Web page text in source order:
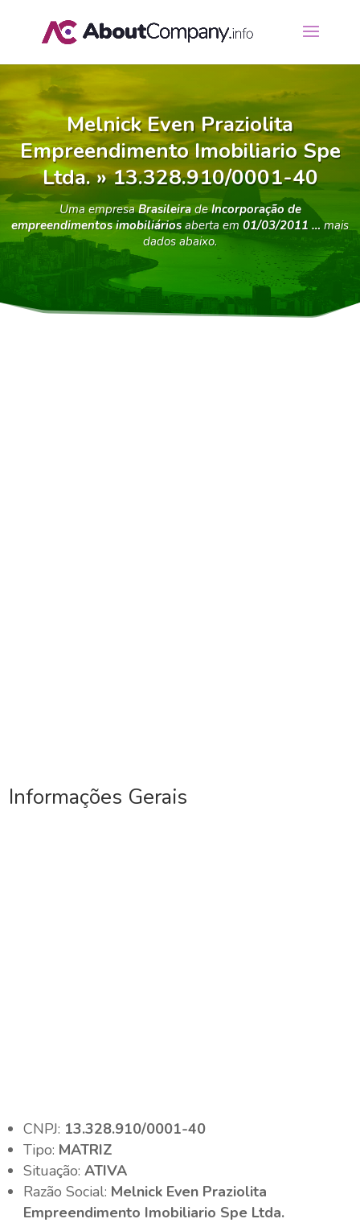
Melnick Even Praziolita
Empreendimento Imobiliario Spe
Ltda. » 13.328.910/0001-40
Uma empresaBrasileiradeIncorporação de
empreendimentos imobiliáriosaberta em 01/03/2011 …mais
dados abaixo.
Informações Gerais
CNPJ: 13.328.910/0001-40
Tipo: MATRIZ
Situação:ATIVA
Razão Social: Melnick Even Praziolita
Empreendimento Imobiliario Spe Ltda.